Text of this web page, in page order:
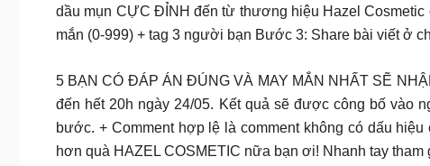
dầu mụn CỰC ĐỈNH đến từ thương hiệu Hazel
mắn (0-999) + tag 3 người bạn Bước 3: Share bài viết ở
5 BẠN CÓ ĐÁP ÁN ĐÚNG VÀ MAY MẮN NHẤT SẼ
đến hết 20h ngày 24/05. Kết quả sẽ được công bố vào
bước. + Comment hợp lệ là comment không có dấu
hơn quà HAZEL COSMETIC nữa bạn ơi! Nhanh tay